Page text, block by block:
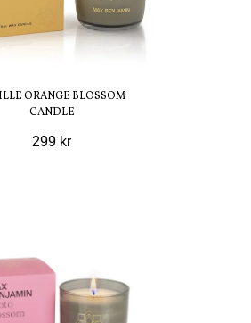
ORANGE BLOSSOM
CANDLE
299 kr